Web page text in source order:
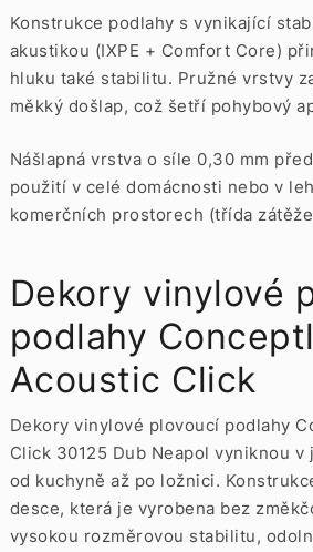
Konstrukce podlahy s vynikající
akustikou (IXPE + Comfort Core)
hluku také stabilitu. Pružné vrstvy
měkký došlap, což šetří pohybový
Nášlapná vrstva o síle 0,30 mm
použití v celé domácnosti nebo v
komerčních prostorech (třída
Dekory vinylové
podlahy
Acoustic Click
Dekory vinylové plovoucí podlahy
Click 30125 Dub Neapol vyniknou
od kuchyně až po ložnici.
desce, která je vyrobena bez
vysokou rozměrovou stabilitu,